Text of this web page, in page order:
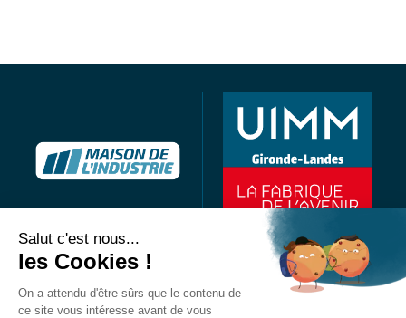
Maison de l’industrie
40 avenue Maryse Bastié
BP75
Salut c'est nous...
les Cookies !
On a attendu d'être sûrs que le contenu de
ce site vous intéresse avant de vous